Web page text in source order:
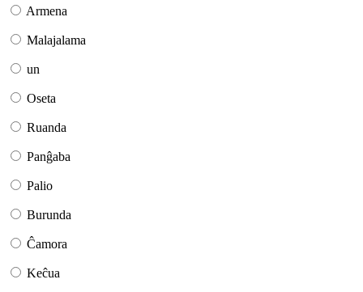
Armena
Malajalama
un
Oseta
Ruanda
Panĝaba
Palio
Burunda
Ĉamora
Keĉua